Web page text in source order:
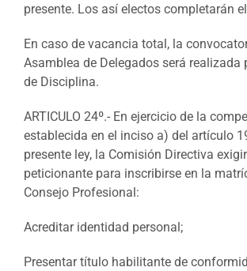
presente. Los así electos completarán
En caso de vacancia total, la
Asamblea de Delegados será realizada
de Disciplina.
ARTICULO 24º.- En ejercicio de la
establecida en el inciso a) del artículo
presente ley, la Comisión Directiva
peticionante para inscribirse en la
Consejo Profesional:
Acreditar identidad personal;
Presentar título habilitante de